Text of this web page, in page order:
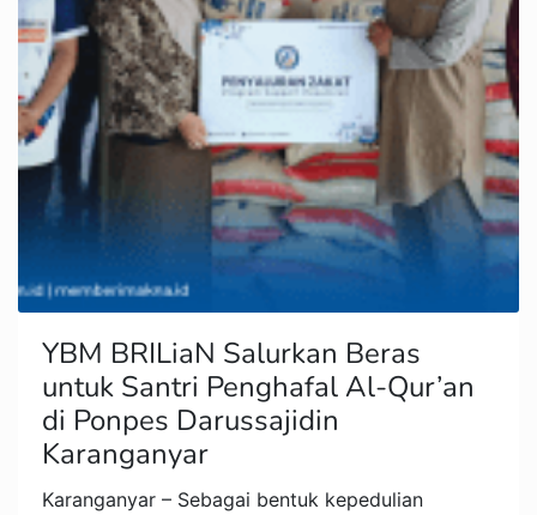
YBM BRILiaN Salurkan Beras
untuk Santri Penghafal Al-Qur’an
di Ponpes Darussajidin
Karanganyar
Karanganyar – Sebagai bentuk kepedulian